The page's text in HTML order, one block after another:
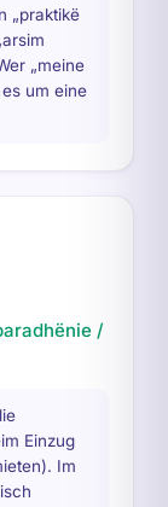
„praktikë
„meine
um eine
/
Einzug
Im